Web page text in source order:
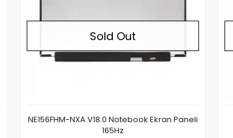
Sold Out
Monster Tulpar T7 V21.2 Notebook Ekran
Paneli Full HD 144Hz